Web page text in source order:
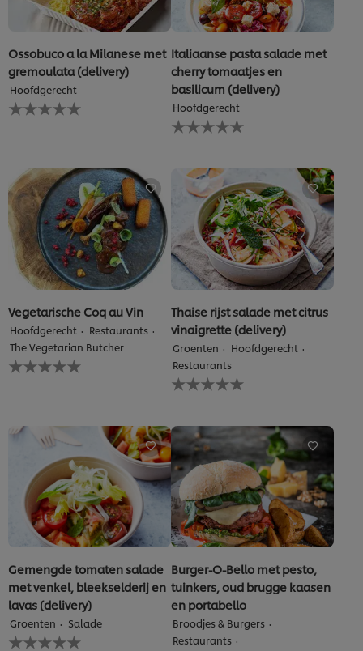
Ossobuco a la Milanese met
gremoulata (delivery)
Hoofdgerecht
Geen
beoordelingen
recipe
Italiaanse pasta salade met
cherry tomaatjes en
basilicum (delivery)
Hoofdgerecht
Geen
beoordelingen
deze
recipe
Vegetarische Coq au Vin
Hoofdgerecht
Restaurants
The Vegetarian Butcher
Geen
beoordelingen
recipe
Thaise rijst salade met citrus
vinaigrette (delivery)
Groenten
Hoofdgerecht
Restaurants
Geen
beoordelingen
deze
recipe
Gemengde tomaten salade
met venkel, bleekselderij en
lavas (delivery)
Groenten Salade
Geen
Burger-O-Bello met pesto,
tuinkers, oud brugge kaasen
en portabello
Broodjes & Burgers
Restaurants
We gebruiken cookies en vergelijkbare technieken om
jouw ervaring op onze website te verbeteren. Cookies
maken het mogelijk om jou van verschillende
functionaliteiten te voorzien (zoals onthouden wat je in